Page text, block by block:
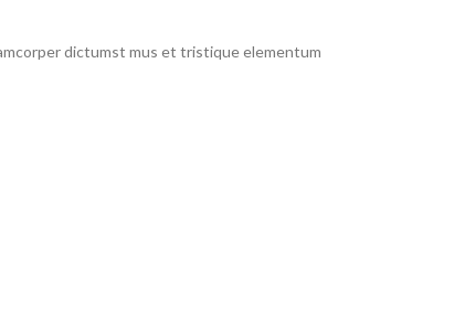
dictumst mus et tristique elementum